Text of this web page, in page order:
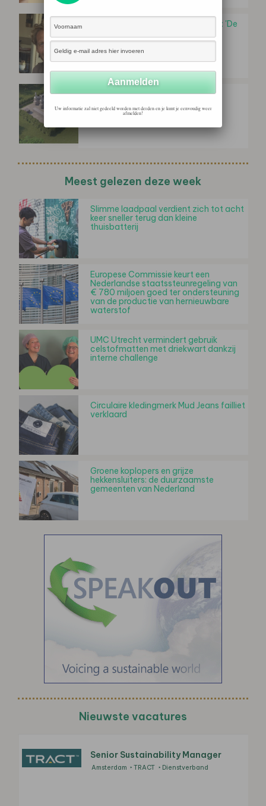
Laurens van de Vijver (MyWheels): 'De
netcongestie vraagt om…
Stedin start onderzoek schonere
stroomnet
Meest gelezen deze week
Slimme laadpaal verdient zich tot acht
keer sneller terug dan kleine
thuisbatterij
Europese Commissie keurt een
Nederlandse staatssteunregeling van
€ 780 miljoen goed ter ondersteuning
van de productie van hernieuwbare
waterstof
UMC Utrecht vermindert gebruik
celstofmatten met driekwart dankzij
interne challenge
Circulaire kledingmerk Mud Jeans failliet
verklaard
Groene koplopers en grijze
hekkensluiters: de duurzaamste
gemeenten van Nederland
Nieuwste vacatures
Senior Sustainability Manager
Amsterdam TRACT Dienstverband
Uw informatie zal niet gedeeld worden met derden en je kunt je eenvoudig weer
afmelden!